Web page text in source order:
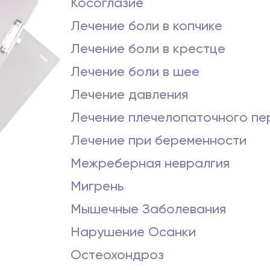
Лечение боли в копчике
Лечение боли в крестце
Лечение боли в шее
Лечение давления
Лечение плечелопаточного
Лечение при беременности
Межреберная невралгия
Мигрень
Мышечные Заболевания
Нарушение Осанки
Остеохондроз